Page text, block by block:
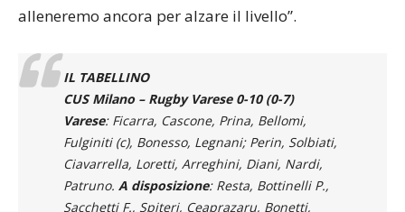
alleneremo ancora per alzare il livello”.
IL TABELLINO
CUS Milano – Rugby Varese 0-10 (0-7)
Varese: Ficarra, Cascone, Prina, Bellomi,
Fulginiti (c), Bonesso, Legnani; Perin, Solbiati,
Ciavarrella, Loretti, Arreghini, Diani, Nardi,
Patruno. A disposizione: Resta, Bottinelli P.,
Sacchetti F., Spiteri, Ceaprazaru, Bonetti,